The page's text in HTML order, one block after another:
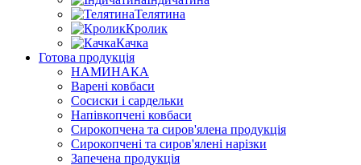
Телятина
Кролик
Качка
Готова продукція
НАМИНАКА
Варені ковбаси
Сосиски і сардельки
Напівкопчені ковбаси
Сирокопчена та сиров'ялена продукція
Сирокопчені та сиров'ялені нарізки
Запечена продукція